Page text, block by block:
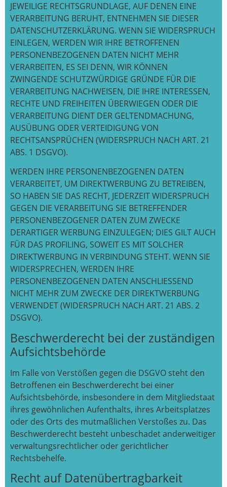
JEWEILIGE RECHTSGRUNDLAGE, AUF DENEN EINE
VERARBEITUNG BERUHT, ENTNEHMEN SIE DIESER
DATENSCHUTZERKLÄRUNG. WENN SIE WIDERSPRUCH
EINLEGEN, WERDEN WIR IHRE BETROFFENEN
PERSONENBEZOGENEN DATEN NICHT MEHR
VERARBEITEN, ES SEI DENN, WIR KÖNNEN
ZWINGENDE SCHUTZWÜRDIGE GRÜNDE FÜR DIE
VERARBEITUNG NACHWEISEN, DIE IHRE INTERESSEN,
RECHTE UND FREIHEITEN ÜBERWIEGEN ODER DIE
VERARBEITUNG DIENT DER GELTENDMACHUNG,
AUSÜBUNG ODER VERTEIDIGUNG VON
RECHTSANSPRÜCHEN (WIDERSPRUCH NACH ART. 21
ABS. 1 DSGVO).
WERDEN IHRE PERSONENBEZOGENEN DATEN
VERARBEITET, UM DIREKTWERBUNG ZU BETREIBEN,
SO HABEN SIE DAS RECHT, JEDERZEIT WIDERSPRUCH
GEGEN DIE VERARBEITUNG SIE BETREFFENDER
PERSONENBEZOGENER DATEN ZUM ZWECKE
DERARTIGER WERBUNG EINZULEGEN; DIES GILT AUCH
FÜR DAS PROFILING, SOWEIT ES MIT SOLCHER
DIREKTWERBUNG IN VERBINDUNG STEHT. WENN SIE
WIDERSPRECHEN, WERDEN IHRE
PERSONENBEZOGENEN DATEN ANSCHLIESSEND
NICHT MEHR ZUM ZWECKE DER DIREKTWERBUNG
VERWENDET (WIDERSPRUCH NACH ART. 21 ABS. 2
DSGVO).
Beschwerde­recht bei der zuständigen
Aufsichts­behörde
Im Falle von Verstößen gegen die DSGVO steht den
Betroffenen ein Beschwerderecht bei einer
Aufsichtsbehörde, insbesondere in dem Mitgliedstaat
ihres gewöhnlichen Aufenthalts, ihres Arbeitsplatzes
oder des Orts des mutmaßlichen Verstoßes zu. Das
Beschwerderecht besteht unbeschadet anderweitiger
verwaltungsrechtlicher oder gerichtlicher
Rechtsbehelfe.
Recht auf Daten­übertrag­barkeit